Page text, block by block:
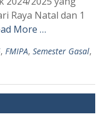
Raya Natal dan 1
More …
, FMIPA, Semester Gasal,